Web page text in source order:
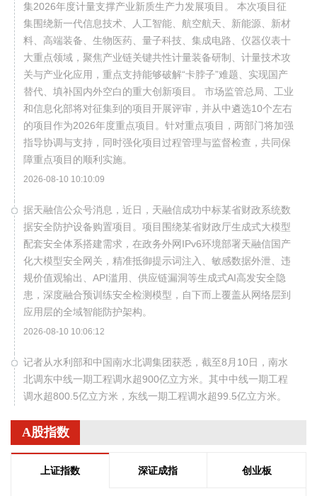
集2026年度计量支撑产业新质生产力发展项目。 本次项目征
集围绕新一代信息技术、人工智能、航空航天、新能源、新材
料、高端装备、生物医药、量子科技、集成电路、仪器仪表十
大重点领域，聚焦产业链关键共性计量装备研制、计量技术攻
关与产业化应用，重点支持能够破解“卡脖子”难题、实现国产
替代、填补国内外空白的重大创新项目。 市场监管总局、工业
和信息化部将对征集到的项目开展评审，并从中遴选10个左右
的项目作为2026年度重点项目。针对重点项目，两部门将加强
指导协调与支持，同时强化项目过程管理与监督检查，共同保
障重点项目的顺利实施。
2026-08-10 10:10:09
据天融信公众号消息，近日，天融信成功中标某省财政系统数
据安全防护设备购置项目。项目围绕某省财政厅生成式大模型
配套安全体系搭建需求，在政务外网IPv6环境部署天融信国产
化大模型安全网关，精准抵御提示词注入、敏感数据外泄、违
规价值观输出、API滥用、供应链漏洞等生成式AI高发安全隐
患，深度融合预训练安全检测模型，自下而上覆盖从网络层到
应用层的全域智能防护架构。
2026-08-10 10:06:12
记者从水利部和中国南水北调集团获悉，截至8月10日，南水
北调东中线一期工程调水超900亿立方米。其中中线一期工程
调水超800.5亿立方米，东线一期工程调水超99.5亿立方米。
据Wolfspeed消息，Wolfspeed与光宝科技宣布达成战略合
作，Wolfspeed碳化硅(SiC)技术在光宝科技800 VDC
A股指数
上证指数 深证成指 创业板